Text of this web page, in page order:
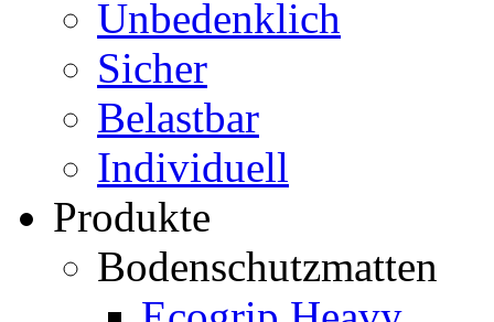
Unbedenklich
Sicher
Belastbar
Individuell
Produkte
Bodenschutzmatten